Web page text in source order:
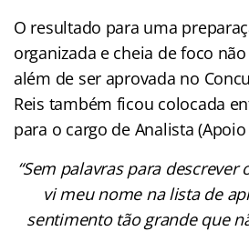
O resultado para uma
organizada e cheia de foco
além de ser aprovada no
Reis também ficou colocada
para o cargo de Analista
“Sem palavras para
vi meu nome na lista de
sentimento tão grande que